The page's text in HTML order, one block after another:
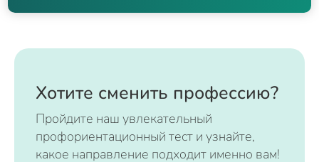
Хотите сменить профессию?
Пройдите наш увлекательный
профориентационный тест и узнайте,
какое направление подходит именно вам!